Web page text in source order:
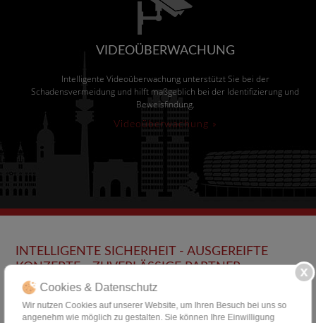
VIDEOÜBERWACHUNG
Intelligente Videoüberwachung unterstützt Sie bei der
Schadensvermeidung und hilft maßgeblich bei der Identifizierung und
Beweisfindung.
Videoüberwachung »
INTELLIGENTE SICHERHEIT - AUSGEREIFTE
KONZEPTE - ZUVERLÄSSIGE PARTNER
Cookies & Datenschutz
Wir nutzen Cookies auf unserer Website, um Ihren Besuch bei uns so
angenehm wie möglich zu gestalten. Sie können Ihre Einwilligung